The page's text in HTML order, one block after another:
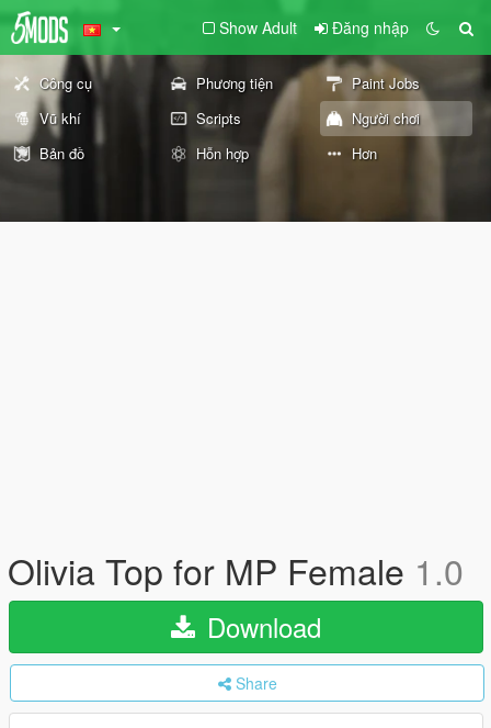
Show Adult Đăng nhập
Công cụ Phương tiện
Paint Jobs
Vũ khí
Scripts
Người chơi
Bản đồ
Hỗn hợp Hơn
Olivia Top for MP Female 1.0
Download
Share